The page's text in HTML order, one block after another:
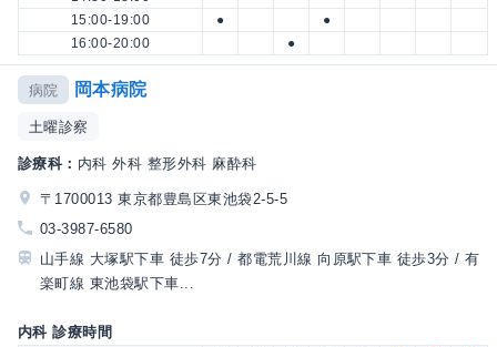
15:00-19:00
●
●
16:00-20:00
●
病院 岡本病院
土曜診察
診療科： 内科 外科 整形外科 麻酔科
〒1700013 東京都豊島区東池袋2-5-5
03-3987-6580
山手線 大塚駅下車 徒歩7分 / 都電荒川線 向原駅下車 徒歩3分 / 有
楽町線 東池袋駅下車...
内科 診療時間